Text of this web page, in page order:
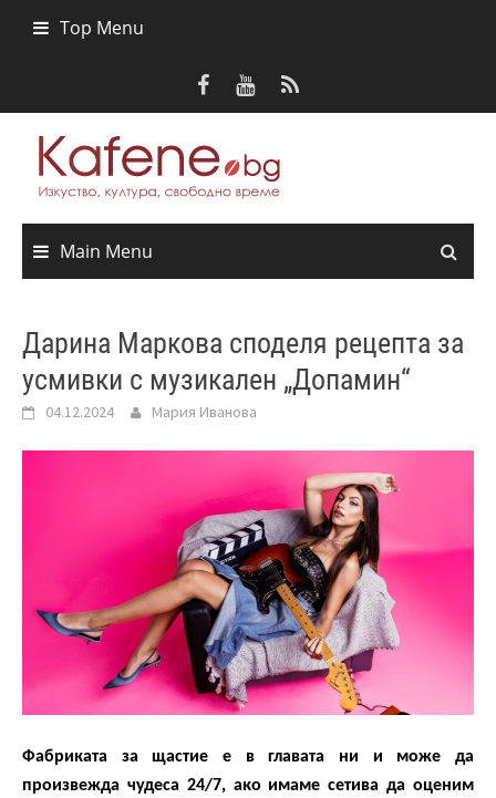
Top Menu
Main Menu
Дарина Маркова споделя рецепта за
усмивки с музикален „Допамин“
04.12.2024 Мария Иванова
Фабриката за щастие е в главата ни и може да
произвежда чудеса 24/7, ако имаме сетива да оценим